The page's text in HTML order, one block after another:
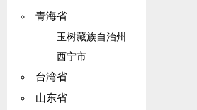
青海省
玉树藏族自治州
西宁市
台湾省
山东省